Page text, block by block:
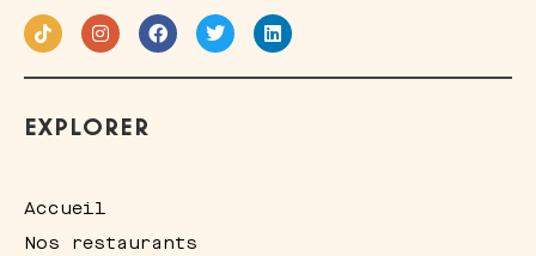
EXPLORER
Accueil
Nos restaurants